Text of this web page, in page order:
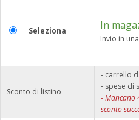
Seleziona In
Invio in
Sconto di listino
- carrello
- spese di
-Mancano
sconto